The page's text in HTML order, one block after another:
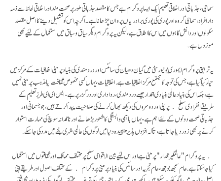
سماجی، جذباتی اور اخلاقی تعلیم ایک ایسا پروگرام ہے جس کا مقصد جذباتی طور پر صحت مند اور اخلاقی لحاظ سے ذمہ
دار افراد، سماجی گروہ اور پوری کی پوری برادریاں پروان چڑھانا ہے۔ اگرچہ اس کو تشکیل دینے کا اصل مقصد
سکولوں اور دانش گاہوں میں اس کا اطلاق ہے، لیکن یہ پروگرام دیگر سیاق و سباق میں استعمال کے لئیے بھی
موزوں ہے۔
یہ تربیتی پروگرام ایموری یونیورسٹی میں گیان دھیان کی سائنس اور درد مندی کی بنیاد پر مبنی اخلاقیات کے مرکز میں
تیار کیا گیا ہے، جس کی توجہ کا مجتمع مرکز اخلاقیات ہے.اخلاقیات، یہاں کسی مخصوص ثقافت یا مذہب پر مبنی نہیں
ہے، بلکہ اس کی بنیاد عالمی بنیادی اقدار جیسے درد مندی، رواداری اور در گزر پر ہے- ایس ای ای طرزِ تعلیم کے
طریقے انفرادی سطح پر اپنی اور دوسروں کی دیکھ بھال کرنے کی صلاحیت پیدا کرتے ہیں، جو جسمانی اور
جذباتی صحت دونوں کے لئے اہم ہے- یہاں باہمی وابستگی کا شعور بڑھانے اور ناقدانہ سوچ کی مہارت استوار
کرنے پر بھی زور دیا جاتا ہے، تا کہ افزوں پذیر پیچیدہ دنیا میں لوگوں کی عالمی شہری بننے میں مدد کی جا سکے.
یہ پروگرام "عالمگیر اقدار" پر مبنی ہے اور اس لئیے بین الاقوامی سطح پرمختلف ممالک اور ثقافتوں میں استعمال
کیا جا سکتا ہے. عام سمجھ بوجھ ، عام تجربہ اور سائنس کی بنیاد پر مبنی پروگرام کےمختلف اصول اور طریقے اپنی